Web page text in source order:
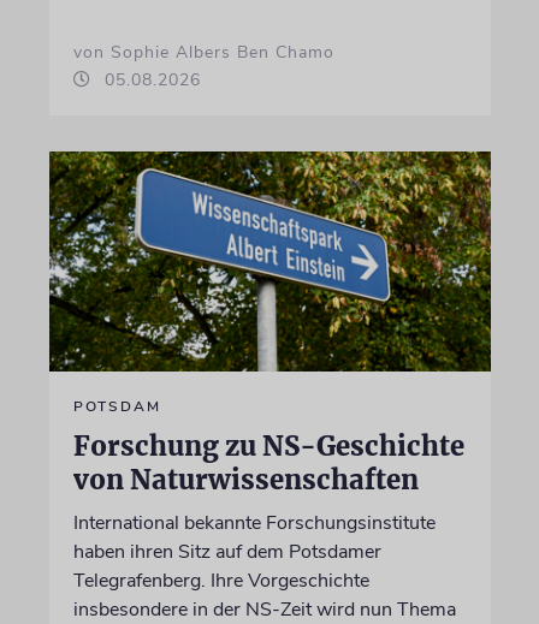
von Sophie Albers Ben Chamo
05.08.2026
POTSDAM
Forschung zu NS-Geschichte
von Naturwissenschaften
International bekannte Forschungsinstitute
haben ihren Sitz auf dem Potsdamer
Telegrafenberg. Ihre Vorgeschichte
insbesondere in der NS-Zeit wird nun Thema